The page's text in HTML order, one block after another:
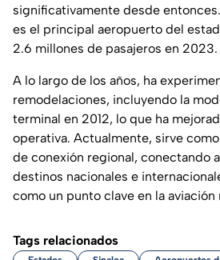
significativamente desde
es el principal aeropuerto del
2.6 millones de pasajeros en 2023.
A lo largo de los años, ha
remodelaciones, incluyendo la
terminal en 2012, lo que ha
operativa. Actualmente, sirve
de conexión regional, conectando a
destinos nacionales e
como un punto clave en la aviación
Tags relacionados